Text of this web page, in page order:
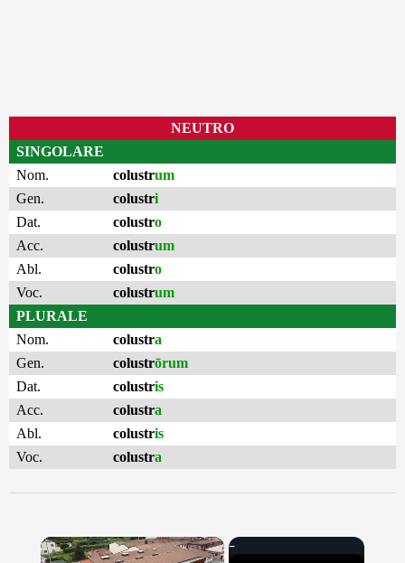
NEUTRO
SINGOLARE
Nom.
colustrum
Gen.
colustri
Dat.
colustro
Acc.
colustrum
Abl.
colustro
Voc.
colustrum
PLURALE
Nom.
colustra
Gen.
colustrōrum
Dat.
colustris
Acc.
colustra
Abl.
colustris
Voc.
colustra
×